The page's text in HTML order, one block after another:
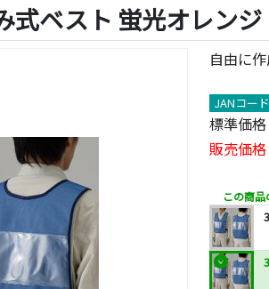
式ベスト 蛍光オレンジ
自由に
JANコード
標準価格
販売価格
この商